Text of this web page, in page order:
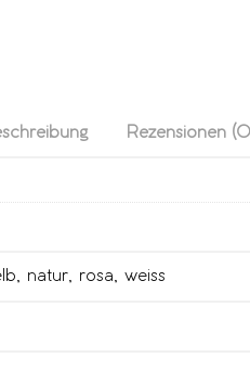
Rezensionen
, natur, rosa, weiss